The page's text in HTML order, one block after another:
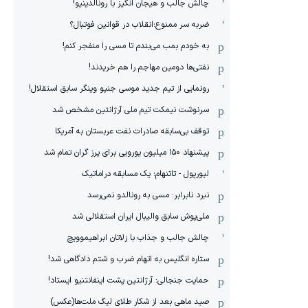
چالش جالب و هیجان انگیز با رونالدینیو!
ضربه سر ممنوع؛انقلاب در قوانین فوتبال؟
به خودم بمب می‌بندم تا مسی را منفجر کنم!
نفتی‌ها دومین مهاجم را هم خریدند!
رونمایی از تیم جدید موسی جنپو وینگر سابق استقلال!
سرنوشت نیمکت تیم ملی آرژانتین مشخص شد
توقف بی‌سابقه صادرات نفت عربستان به آمریکا
پیشنهاد ۱۵۰ میلیون یورویی برای پرز گران تمام شد
لیورپول - تاتنهام؛ یک مسابقه دراماتیک
نبرد نابرابر: مسی به رونالدو نمی‌رسد
ملی‌پوش سابق والیبال ایران استقلالی شد
چالش جالب و جذاب با زلاتان ابراهیموویچ
ستاره انگلیس به اتهام ضرب و شتم دادگاهی شد!
حمایت جنجالی: آرژانتین پشت اینفانتنیو ایستاد!
صید ماهی بعد از شکار طلای لیگ ملت‌ها(عکس)